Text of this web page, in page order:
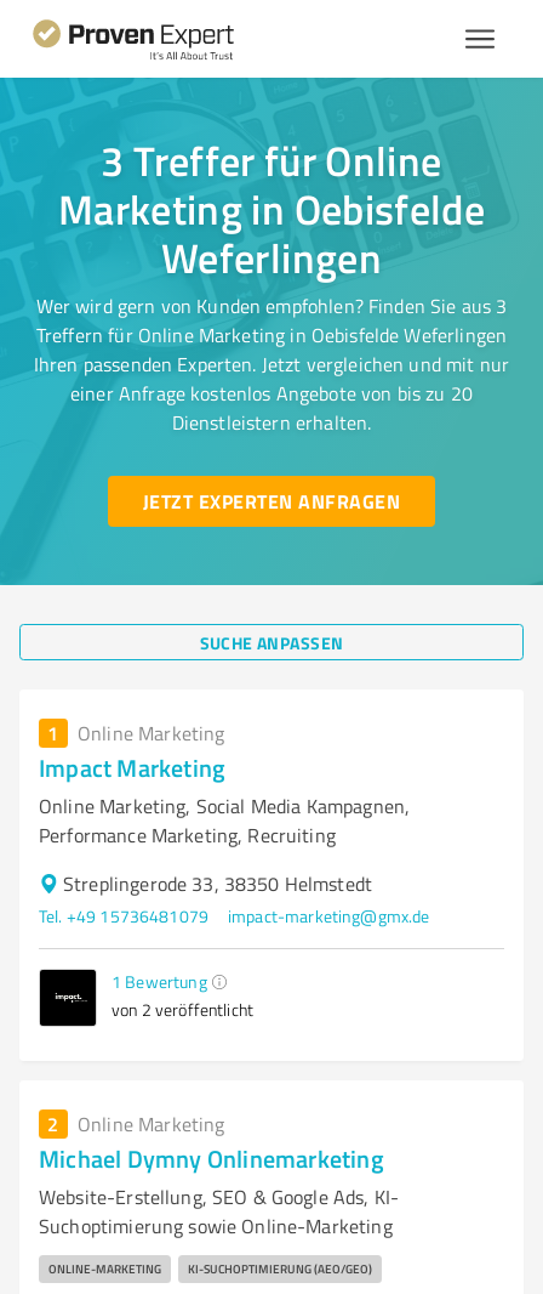
3 Treffer für Online
Marketing in Oebisfelde
Weferlingen
Wer wird gern von Kunden empfohlen? Finden Sie aus 3
Treffern für Online Marketing in Oebisfelde Weferlingen
Ihren passenden Experten. Jetzt vergleichen und mit nur
einer Anfrage kostenlos Angebote von bis zu 20
Dienstleistern erhalten.
JETZT EXPERTEN ANFRAGEN
SUCHE ANPASSEN
1 Online Marketing
Impact Marketing
Online Marketing, Social Media Kampagnen,
Performance Marketing, Recruiting
Streplingerode 33, 38350 Helmstedt
Tel. +49 15736481079 impact-marketing@gmx.de
1 Bewertung
von 2 veröffentlicht
2 Online Marketing
Michael Dymny Onlinemarketing
Website-Erstellung, SEO & Google Ads, KI-
Suchoptimierung sowie Online-Marketing
ONLINE-MARKETING KI-SUCHOPTIMIERUNG (AEO/GEO)